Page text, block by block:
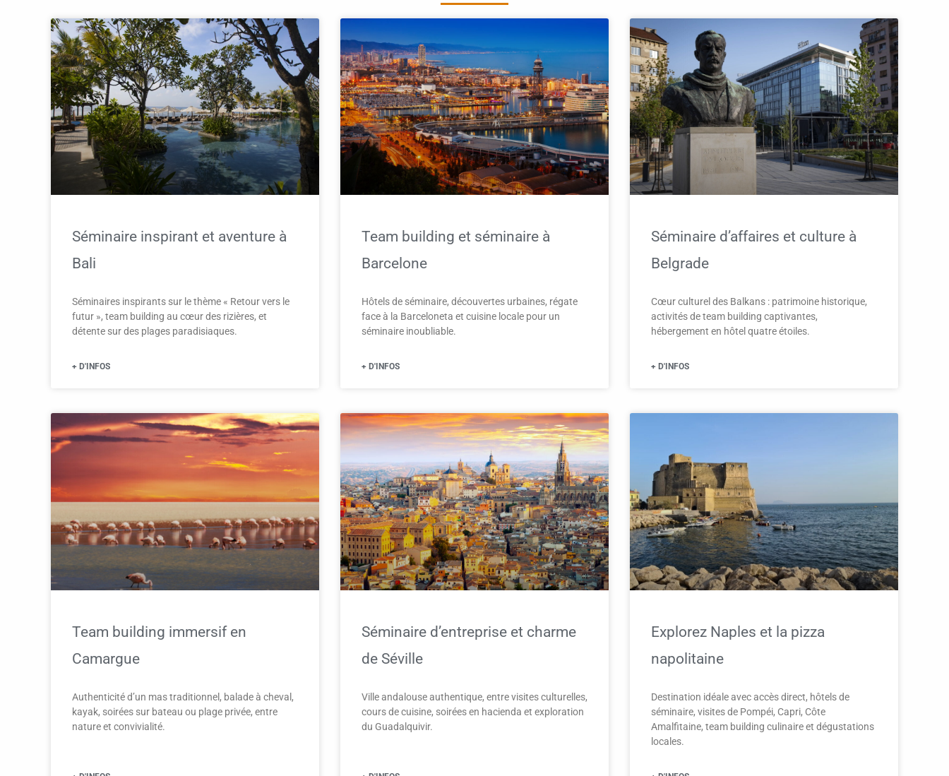
Séminaire inspirant et aventure à
Bali
Séminaires inspirants sur le thème « Retour vers le
futur », team building au cœur des rizières, et
détente sur des plages paradisiaques.
+ D'INFOS
Team building et séminaire à
Barcelone
Hôtels de séminaire, découvertes urbaines, régate
face à la Barceloneta et cuisine locale pour un
séminaire inoubliable.
+ D'INFOS
Séminaire d’affaires et culture à
Belgrade
Cœur culturel des Balkans : patrimoine historique,
activités de team building captivantes,
hébergement en hôtel quatre étoiles.
+ D'INFOS
Team building immersif en
Camargue
Authenticité d’un mas traditionnel, balade à cheval,
kayak, soirées sur bateau ou plage privée, entre
nature et convivialité.
Séminaire d’entreprise et charme
de Séville
Ville andalouse authentique, entre visites culturelles,
cours de cuisine, soirées en hacienda et exploration
du Guadalquivir.
Explorez Naples et la pizza
napolitaine
Destination idéale avec accès direct, hôtels de
séminaire, visites de Pompéi, Capri, Côte
Amalfitaine, team building culinaire et dégustations
locales.